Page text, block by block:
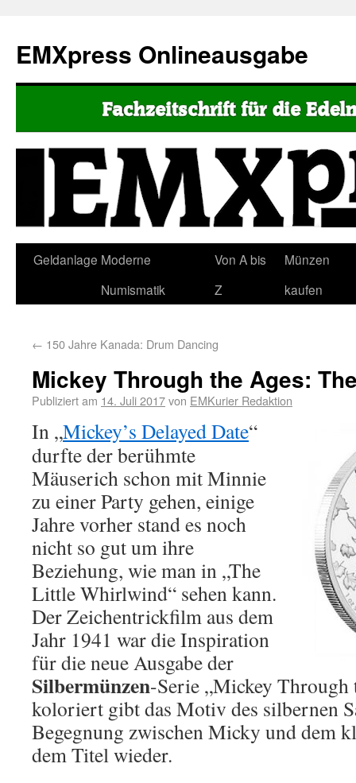
EMXpress Onlineausgabe
Geldanlage Moderne
Numismatik
Von A bis
Z
Münzen
kaufen
← 150 Jahre Kanada: Drum Dancing
Mickey Through the Ages:
Publiziert am 14. Juli 2017von EMKurier Redaktion
In „Mickey’s Delayed Date“
durfte der berühmte
Mäuserich schon mit Minnie
zu einer Party gehen, einige
Jahre vorher stand es noch
nicht so gut um ihre
Beziehung, wie man in „The
Little Whirlwind“ sehen kann.
Der Zeichentrickfilm aus dem
Jahr 1941 war die Inspiration
für die neue Ausgabe der
Silbermünzen-Serie „Mickey Through
koloriert gibt das Motiv des silbernen
Begegnung zwischen Micky und dem
dem Titel wieder.